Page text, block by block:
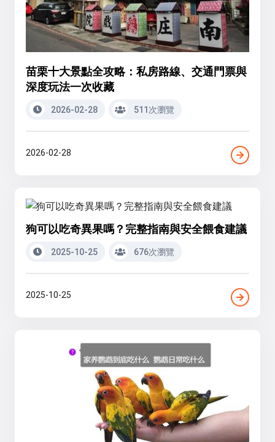
苗栗十大景點全攻略：私房路線、交通門票與
深度玩法一次收藏
2026-02-28 511次瀏覽
2026-02-28
狗可以吃奇異果嗎？完整指南與安全餵食建議
2025-10-25 676次瀏覽
2025-10-25